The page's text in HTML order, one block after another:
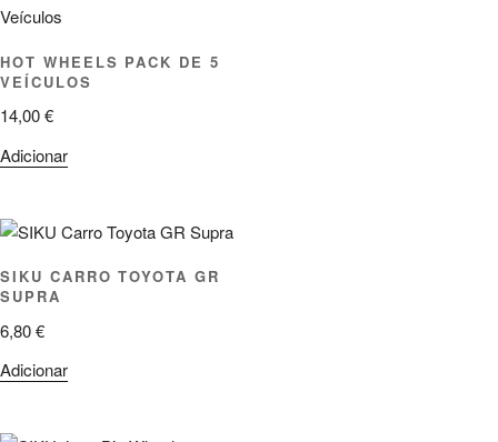
HOT WHEELS PACK DE 5
VEÍCULOS
14,00€
Adicionar
SIKU CARRO TOYOTA GR
SUPRA
6,80€
Adicionar